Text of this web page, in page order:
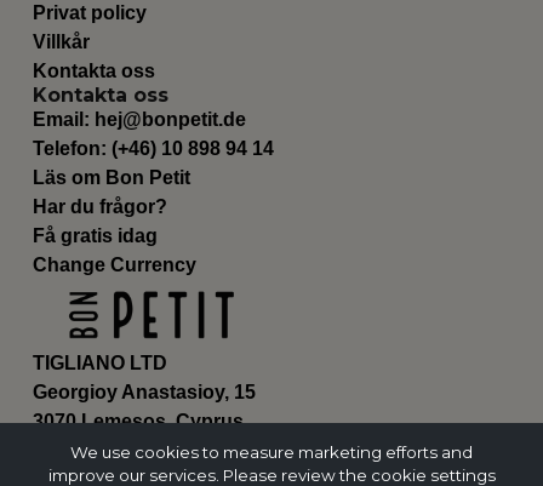
TIGLIANO LTD
Georgioy Anastasioy, 15
3070 Lemesos, Cyprus
ΗΕ 430179
Privat policy
Villkår
Kontakta oss
Kontakta oss
Email: hej@bonpetit.de
Telefon: (+46) 10 898 94 14
Läs om Bon Petit
Har du frågor?
Få gratis idag
Change Currency
We use cookies to measure marketing efforts and
improve our services. Please review the cookie settings